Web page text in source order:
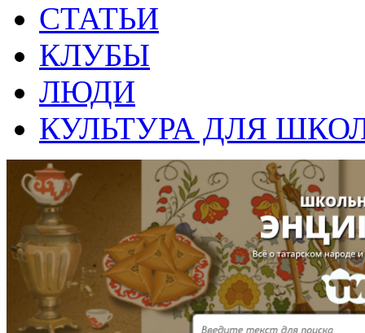
СТАТЬИ
КЛУБЫ
ЛЮДИ
КУЛЬТУРА ДЛЯ